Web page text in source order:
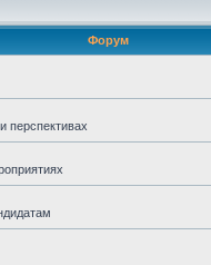
Форум
перспективах